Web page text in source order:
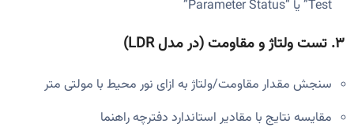
Test” یا “Parameter Status”
۳. تست ولتاژ و مقاومت (در مدل LDR)
سنجش مقدار مقاومت/ولتاژ به ازای نور محیط با مولتی متر
مقایسه نتایج با مقادیر استاندارد دفترچه راهنما